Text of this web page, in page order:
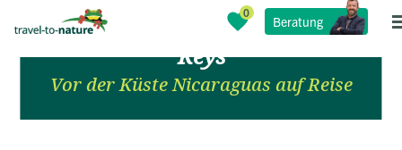
Beratung
Die Laguna de las Perlas & Pearl
Keys
Vor der Küste Nicaraguas auf Reise